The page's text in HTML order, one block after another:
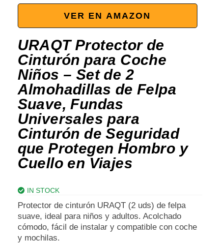
VER EN AMAZON
URAQT Protector de
Cinturón para Coche
Niños – Set de 2
Almohadillas de Felpa
Suave, Fundas
Universales para
Cinturón de Seguridad
que Protegen Hombro y
Cuello en Viajes
IN STOCK
Protector de cinturón URAQT (2 uds) de felpa
suave, ideal para niños y adultos. Acolchado
cómodo, fácil de instalar y compatible con coche
y mochilas.